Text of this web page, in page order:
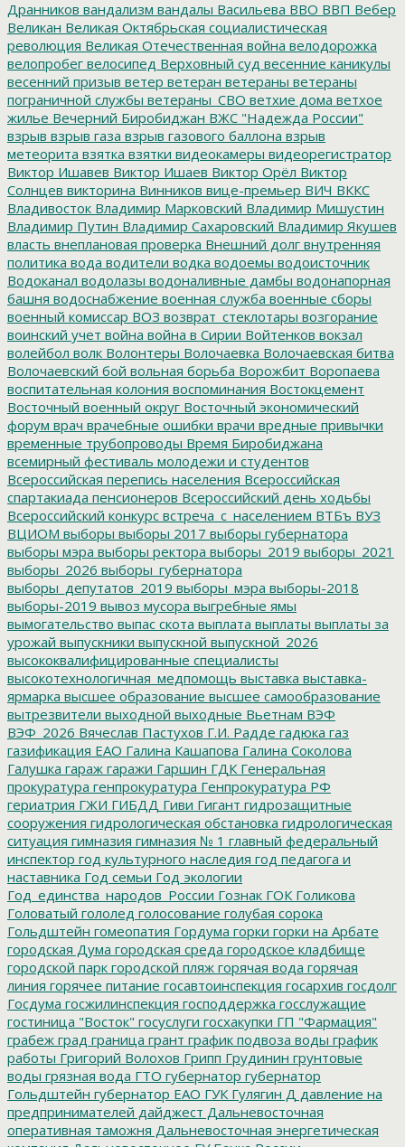
Дранников вандализм вандалы Васильева ВВО ВВП Вебер
Великан Великая Октябрьская социалистическая
революция Великая Отечественная война велодорожка
велопробег велосипед Верховный суд весенние каникулы
весенний призыв ветер ветеран ветераны ветераны
пограничной службы ветераны_СВО ветхие дома ветхое
жилье Вечерний Биробиджан ВЖС "Надежда России"
взрыв взрыв газа взрыв газового баллона взрыв
метеорита взятка взятки видеокамеры видеорегистратор
Виктор Ишавев Виктор Ишаев Виктор Орёл Виктор
Солнцев викторина Винников вице-премьер ВИЧ ВККС
Владивосток Владимир Марковский Владимир Мишустин
Владимир Путин Владимир Сахаровский Владимир Якушев
власть внеплановая проверка Внешний долг внутренняя
политика вода водители водка водоемы водоисточник
Водоканал водолазы водоналивные дамбы водонапорная
башня водоснабжение военная служба военные сборы
военный комиссар ВОЗ возврат_стеклотары возгорание
воинский учет война война в Сирии Войтенков вокзал
волейбол волк Волонтеры Волочаевка Волочаевская битва
Волочаевский бой вольная борьба Ворожбит Воропаева
воспитательная колония воспоминания Востокцемент
Восточный военный округ Восточный экономический
форум врач врачебные ошибки врачи вредные привычки
временные трубопроводы Время Биробиджана
всемирный фестиваль молодежи и студентов
Всероссийская перепись населения Всероссийская
спартакиада пенсионеров Всероссийский день ходьбы
Всероссийский конкурс встреча_с_населением ВТБъ ВУЗ
ВЦИОМ выборы выборы 2017 выборы губернатора
выборы мэра выборы ректора выборы_2019 выборы_2021
выборы_2026 выборы_губернатора
выборы_депутатов_2019 выборы_мэра выборы-2018
выборы-2019 вывоз мусора выгребные ямы
вымогательство выпас скота выплата выплаты выплаты за
урожай выпускники выпускной выпускной_2026
высококвалифицированные специалисты
высокотехнологичная_медпомощь выставка выставка-
ярмарка высшее образование высшее самообразование
вытрезвители выходной выходные Вьетнам ВЭФ
ВЭФ_2026 Вячеслав Пастухов Г.И. Радде гадюка газ
газификация ЕАО Галина Кашапова Галина Соколова
Галушка гараж гаражи Гаршин ГДК Генеральная
прокуратура генпрокуратура Генпрокуратура РФ
гериатрия ГЖИ ГИБДД Гиви Гигант гидрозащитные
сооружения гидрологическая обстановка гидрологическая
ситуация гимназия гимназия № 1 главный федеральный
инспектор год культурного наследия год педагога и
наставника Год семьи Год экологии
Год_единства_народов_России Гознак ГОК Голикова
Головатый гололед голосование голубая сорока
Гольдштейн гомеопатия Гордума горки горки на Арбате
городская Дума городская среда городское кладбище
городской парк городской пляж горячая вода горячая
линия горячее питание госавтоинспекция госархив госдолг
Госдума госжилинспекция господдержка госслужащие
гостиница "Восток" госуслуги госхакупки ГП "Фармация"
грабеж град граница грант график подвоза воды график
работы Григорий Волохов Грипп Грудинин грунтовые
воды грязная вода ГТО губернатор губернатор
Гольдштейн губернатор ЕАО ГУК Гулягин Д давление на
предпринимателей дайджест Дальневосточная
оперативная таможня Дальневосточная энергетическая